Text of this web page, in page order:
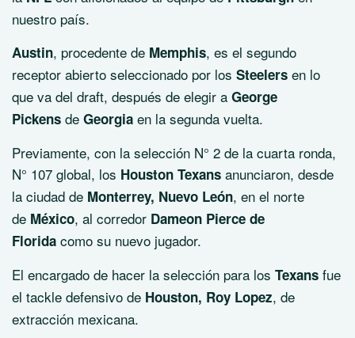
nuestro país.
Austin, procedente de Memphis, es el segundo
receptor abierto seleccionado por los Steelers en lo
que va del draft, después de elegir a George
Pickens de Georgia en la segunda vuelta.
Previamente, con la selección N° 2 de la cuarta ronda,
N° 107 global, los Houston Texans anunciaron, desde
la ciudad de Monterrey, Nuevo León, en el norte
de México, al corredor Dameon Pierce de
Florida como su nuevo jugador.
El encargado de hacer la selección para los Texans fue
el tackle defensivo de Houston, Roy Lopez, de
extracción mexicana.